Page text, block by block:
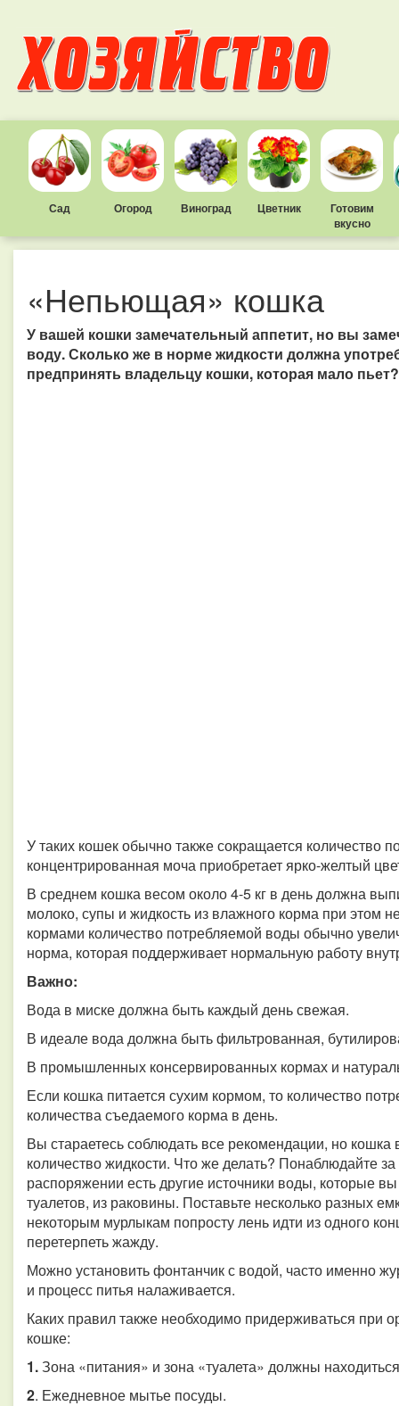
Сад Огород Виноград Цветник
Готовим
вкусно
«Непьющая» кошка
У вашей кошки замечательный аппетит, но вы
воду. Сколько же в норме жидкости должна
предпринять владельцу кошки, которая мало пьет?
У таких кошек обычно также сокращается количество
концентрированная моча приобретает ярко-желтый
В среднем кошка весом около 4-5 кг в день должна
молоко, супы и жидкость из влажного корма при этом
кормами количество потребляемой воды обычно
норма, которая поддерживает нормальную работу
Важно:
Вода в миске должна быть каждый день свежая.
В идеале вода должна быть фильтрованная,
В промышленных консервированных кормах и
Если кошка питается сухим кормом, то количество
количества съедаемого корма в день.
Вы стараетесь соблюдать все рекомендации, но кошка
количество жидкости. Что же делать? Понаблюдайте
распоряжении есть другие источники воды, которые
туалетов, из раковины. Поставьте несколько разных
некоторым мурлыкам попросту лень идти из одного
перетерпеть жажду.
Можно установить фонтанчик с водой, часто именно
и процесс питья налаживается.
Каких правил также необходимо придерживаться при
кошке:
1.Зона «питания» и зона «туалета» должны
2. Ежедневное мытье посуды.